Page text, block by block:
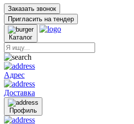
Заказать звонок
Пригласить на тендер
Каталог
Адрес
Доставка
Профиль